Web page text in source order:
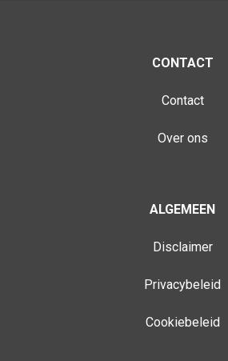
CONTACT
Contact
Over ons
ALGEMEEN
Disclaimer
Privacybeleid
Cookiebeleid